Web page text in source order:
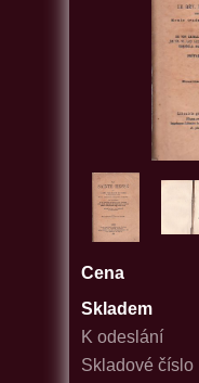
Cena
Skladem
K odeslání
Skladové číslo